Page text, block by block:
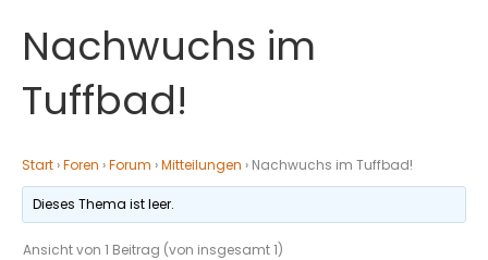
Nachwuchs im
Tuffbad!
Start ›Foren ›Forum ›Mitteilungen › Nachwuchs im Tuffbad!
Dieses Thema ist leer.
Ansicht von 1 Beitrag (von insgesamt 1)